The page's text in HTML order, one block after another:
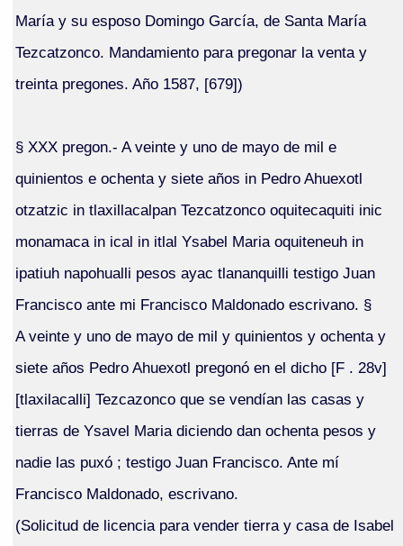
María y su esposo Domingo García, de Santa María
Tezcatzonco. Mandamiento para pregonar la venta y
treinta pregones. Año 1587, [679])
§ XXX pregon.- A veinte y uno de mayo de mil e
quinientos e ochenta y siete años in Pedro Ahuexotl
otzatzic in tlaxillacalpan Tezcatzonco oquitecaquiti inic
monamaca in ical in itlal Ysabel Maria oquiteneuh in
ipatiuh napohualli pesos ayac tlananquilli testigo Juan
Francisco ante mi Francisco Maldonado escrivano. §
A veinte y uno de mayo de mil y quinientos y ochenta y
siete años Pedro Ahuexotl pregonó en el dicho [F . 28v]
[tlaxilacalli] Tezcazonco que se vendían las casas y
tierras de Ysavel Maria diciendo dan ochenta pesos y
nadie las puxó ; testigo Juan Francisco. Ante mí
Francisco Maldonado, escrivano.
(Solicitud de licencia para vender tierra y casa de Isabel